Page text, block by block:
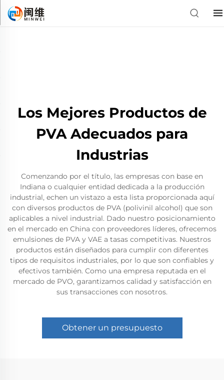
Los Mejores Productos de
PVA Adecuados para
Industrias
Comenzando por el título, las empresas con base en
Indiana o cualquier entidad dedicada a la producción
industrial, echen un vistazo a esta lista proporcionada aquí
con diversos productos de PVA (polivinil alcohol) que son
aplicables a nivel industrial. Dado nuestro posicionamiento
en el mercado en China con proveedores líderes, ofrecemos
emulsiones de PVA y VAE a tasas competitivas. Nuestros
productos están diseñados para cumplir con diferentes
tipos de requisitos industriales, por lo que son confiables y
efectivos también. Como una empresa reputada en el
mercado de PVO, garantizamos calidad y satisfacción en
sus transacciones con nosotros.
Obtener un presupuesto